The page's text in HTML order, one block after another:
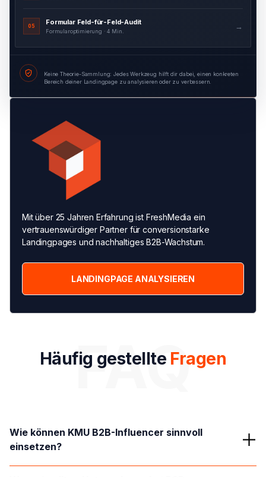
05
Formular Feld-für-Feld-Audit
Formularoptimierung · 4 Min.
→
Keine Theorie-Sammlung: Jedes Werkzeug hilft dir dabei, einen konkreten
Bereich deiner Landingpage zu analysieren oder zu verbessern.
Mit über 25 Jahren Erfahrung ist FreshMedia ein
vertrauenswürdiger Partner für conversionstarke
Landingpages und nachhaltiges B2B-Wachstum.
LANDINGPAGE ANALYSIEREN
Häufig gestellte Fragen
FAQ
Wie können KMU B2B-Influencer sinnvoll
einsetzen?